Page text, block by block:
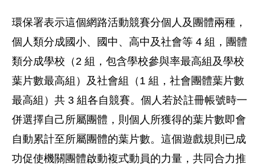
環保署表示這個網路活動競賽分個人及團體兩種，
個人類分成國小、國中、高中及社會等 4 組，團體
類分成學校（2 組，包含學校參與率最高組及學校
葉片數最高組）及社會組（1 組，社會團體葉片數
最高組）共 3 組各自競賽。個人若於註冊帳號時一
併選擇自己所屬團體，則個人所獲得的葉片數即會
自動累計至所屬團體的葉片數。這個遊戲規則已成
功促使機關團體啟動複式動員的力量，共同合力推